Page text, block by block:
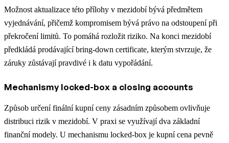
Možnost aktualizace této přílohy v mezidobí bývá předmětem
vyjednávání, přičemž kompromisem bývá právo na odstoupení při
překročení limitů. To pomáhá rozložit riziko. Na konci mezidobí
předkládá prodávající bring-down certificate, kterým stvrzuje, že
záruky zůstávají pravdivé i k datu vypořádání.
Mechanismy locked-box a closing accounts
Způsob určení finální kupní ceny zásadním způsobem ovlivňuje
distribuci rizik v mezidobí. V praxi se využívají dva základní
finanční modely. U mechanismu locked-box je kupní cena pevně